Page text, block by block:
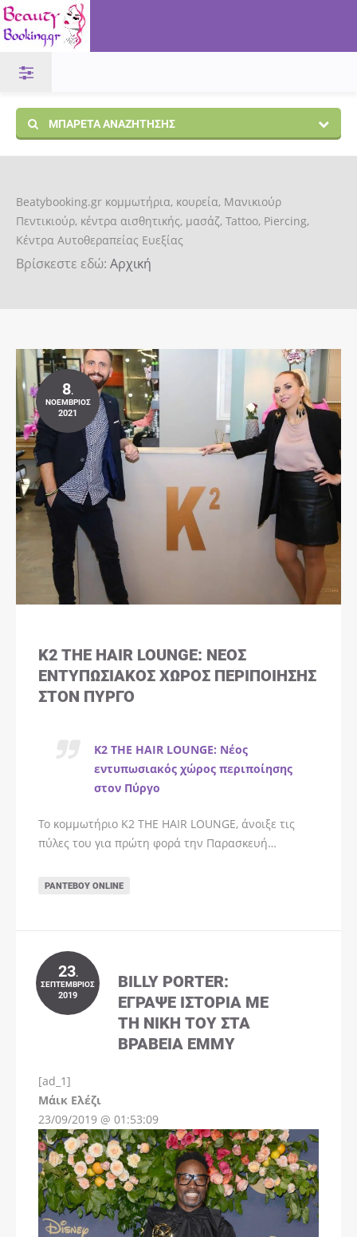
ΜΠΑΡΈΤΑ ΑΝΑΖΉΤΗΣΗΣ
Beatybooking.gr κομμωτήρια, κουρεία, Μανικιούρ
Πεντικιούρ, κέντρα αισθητικής, μασάζ, Tattoo, Piercing,
Κέντρα Αυτοθεραπείας Ευεξίας
Βρίσκεστε εδώ: Αρχική
8.
ΝΟΈΜΒΡΙΟΣ
2021
K2 THE HAIR LOUNGE: ΝΈΟΣ
ΕΝΤΥΠΩΣΙΑΚΌΣ ΧΏΡΟΣ ΠΕΡΙΠΟΊΗΣΗΣ
ΣΤΟΝ ΠΎΡΓΟ
K2 THE HAIR LOUNGE: Νέος
εντυπωσιακός χώρος περιποίησης
στον Πύργο
Το κομμωτήριο K2 THE HAIR LOUNGE, άνοιξε τις
πύλες του για πρώτη φορά την Παρασκευή…
ΡΑΝΤΕΒΟΎ ONLINE
23.
ΣΕΠΤΈΜΒΡΙΟΣ
2019
BILLY PORTER:
ΈΓΡΑΨΕ ΙΣΤΟΡΊΑ ΜΕ
ΤΗ ΝΊΚΗ ΤΟΥ ΣΤΑ
ΒΡΑΒΕΊΑ EMMY
[ad_1]
Μάικ ΕλέζιInstagram
23/09/2019 @ 01:53:09